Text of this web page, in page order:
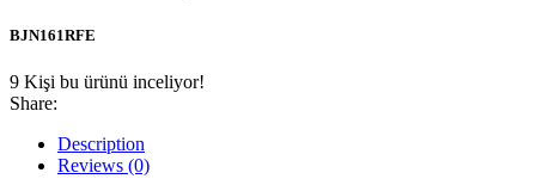
BJN161RFE
9 Kişi bu ürünü inceliyor!
Share:
Description
Reviews (0)